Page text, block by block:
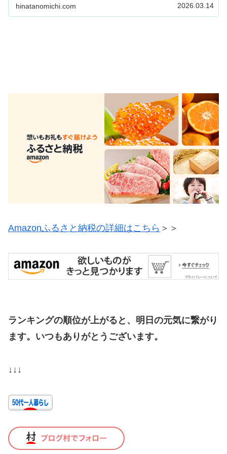
ト80g×3個 税抜き 160円なめらか豆腐
hinatanomichi.com 2026.03.14
Amazonふるさと納税の詳細はこちら ＞＞
ランキングの順位が上がると、明日の元気に繋がり
ます。いつもありがとうございます。
↓↓↓